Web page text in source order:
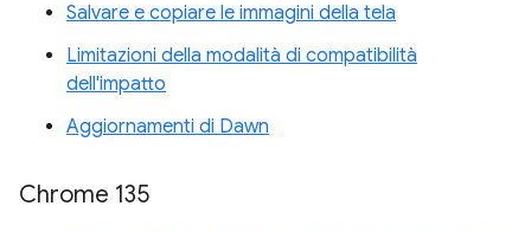
Salvare e copiare le immagini della tela
Limitazioni della modalità di compatibilità
dell'impatto
Aggiornamenti di Dawn
Chrome 135